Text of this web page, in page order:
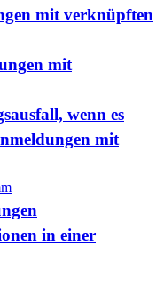
mit verknüpften
mit
wenn es
mit
in einer